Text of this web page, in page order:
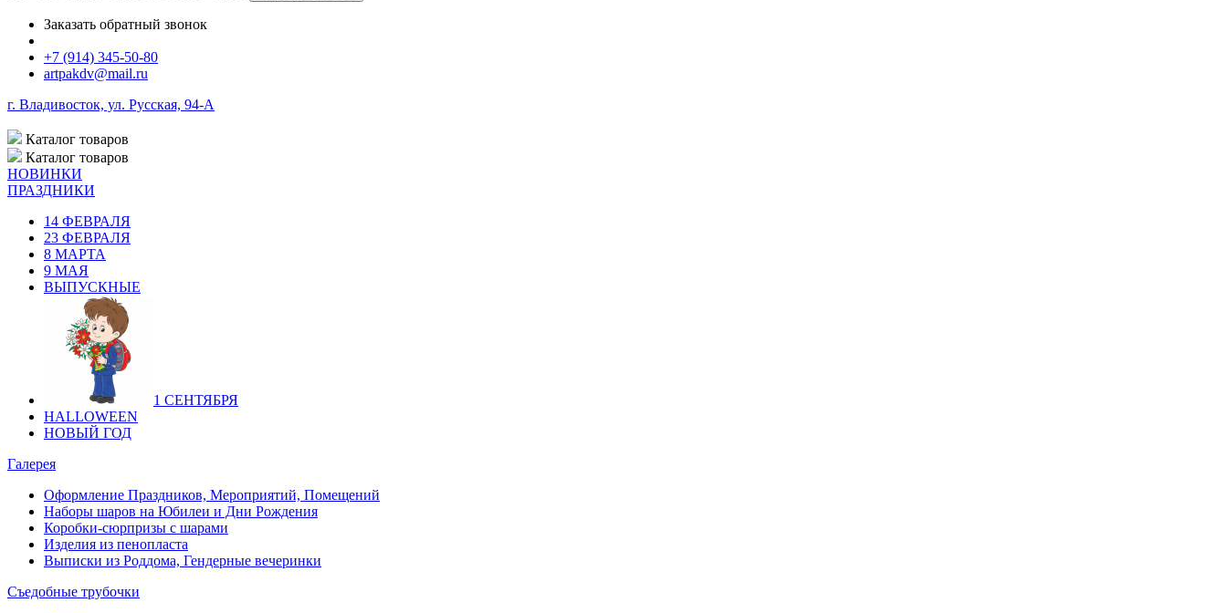
Заказать обратный звонок
+7 (914) 345-50-80
artpakdv@mail.ru
г. Владивосток, ул. Русская, 94-А
Каталог товаров
Каталог товаров
НОВИНКИ
ПРАЗДНИКИ
14 ФЕВРАЛЯ
23 ФЕВРАЛЯ
8 МАРТА
9 МАЯ
ВЫПУСКНЫЕ
1 СЕНТЯБРЯ
HALLOWEEN
НОВЫЙ ГОД
Галерея
Оформление Праздников, Мероприятий, Помещений
Наборы шаров на Юбилеи и Дни Рождения
Коробки-сюрпризы с шарами
Изделия из пенопласта
Выписки из Роддома, Гендерные вечеринки
Съедобные трубочки